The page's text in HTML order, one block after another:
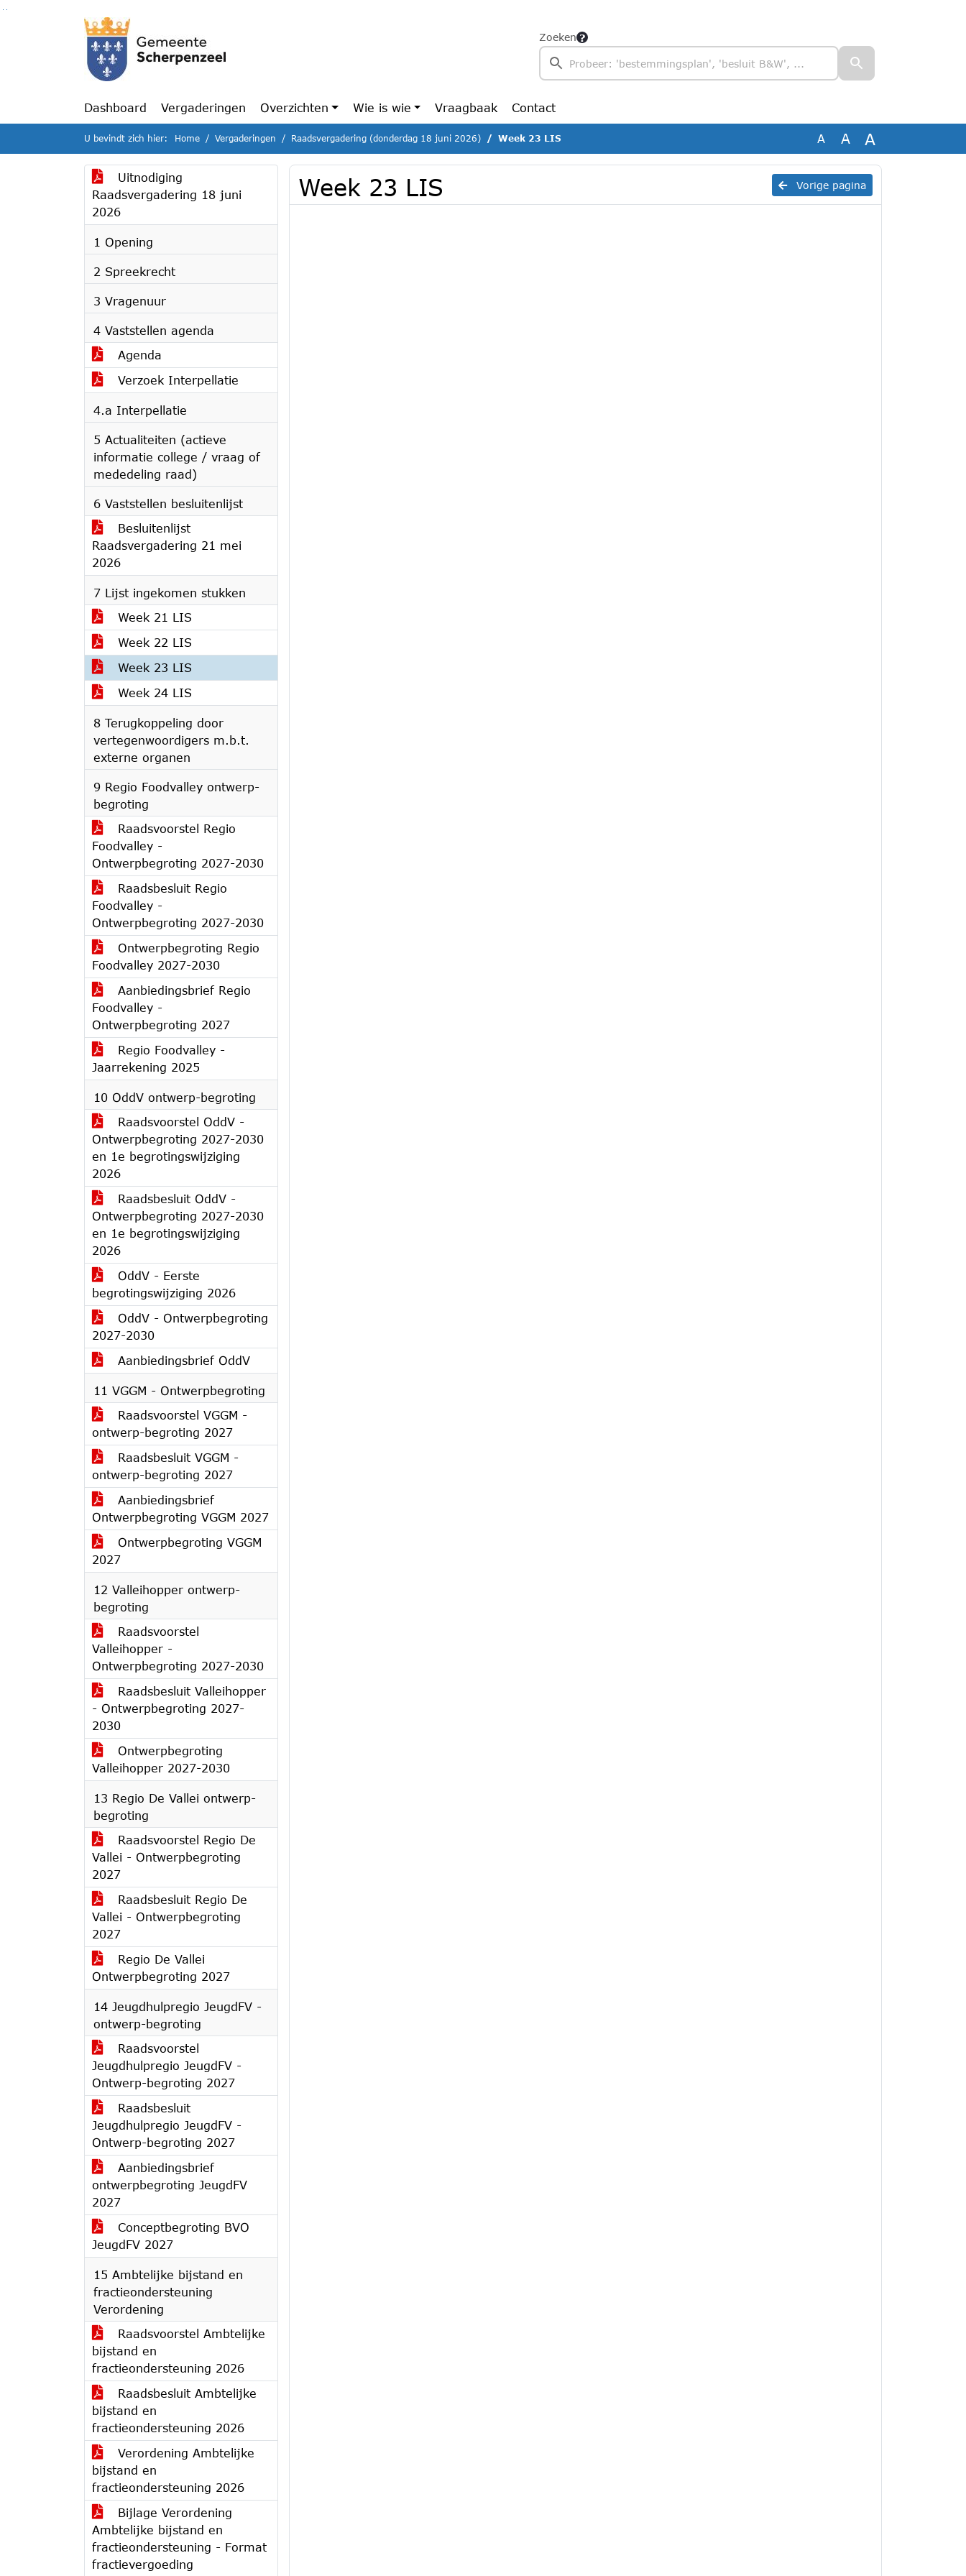
Ga naar de inhoud van deze pagina
Ga naar het zoeken
Ga naar het menu
Zoeken
Dashboard Vergaderingen Overzichten Wie is wie Vraagbaak Contact
U bevindt zich hier: Home Vergaderingen Raadsvergadering (donderdag 18 juni 2026) Week 23 LIS A A A
Uitnodiging
Raadsvergadering 18 juni
2026
1 Opening
2 Spreekrecht
3 Vragenuur
4 Vaststellen agenda
Agenda
Verzoek Interpellatie
4.a Interpellatie
5 Actualiteiten (actieve
informatie college / vraag of
mededeling raad)
6 Vaststellen besluitenlijst
Besluitenlijst
Raadsvergadering 21 mei
2026
7 Lijst ingekomen stukken
Week 21 LIS
Week 22 LIS
Week 23 LIS
Week 24 LIS
8 Terugkoppeling door
vertegenwoordigers m.b.t.
externe organen
9 Regio Foodvalley ontwerp-
begroting
Raadsvoorstel Regio
Foodvalley -
Ontwerpbegroting 2027-2030
Raadsbesluit Regio
Foodvalley -
Ontwerpbegroting 2027-2030
Ontwerpbegroting Regio
Foodvalley 2027-2030
Aanbiedingsbrief Regio
Foodvalley -
Ontwerpbegroting 2027
Regio Foodvalley -
Jaarrekening 2025
10 OddV ontwerp-begroting
Raadsvoorstel OddV -
Ontwerpbegroting 2027-2030
en 1e begrotingswijziging
2026
Raadsbesluit OddV -
Ontwerpbegroting 2027-2030
en 1e begrotingswijziging
2026
OddV - Eerste
begrotingswijziging 2026
OddV - Ontwerpbegroting
2027-2030
Aanbiedingsbrief OddV
11 VGGM - Ontwerpbegroting
Raadsvoorstel VGGM -
ontwerp-begroting 2027
Raadsbesluit VGGM -
ontwerp-begroting 2027
Aanbiedingsbrief
Ontwerpbegroting VGGM 2027
Ontwerpbegroting VGGM
2027
12 Valleihopper ontwerp-
begroting
Raadsvoorstel
Valleihopper -
Ontwerpbegroting 2027-2030
Raadsbesluit Valleihopper
- Ontwerpbegroting 2027-
2030
Ontwerpbegroting
Valleihopper 2027-2030
13 Regio De Vallei ontwerp-
begroting
Raadsvoorstel Regio De
Vallei - Ontwerpbegroting
2027
Raadsbesluit Regio De
Vallei - Ontwerpbegroting
2027
Regio De Vallei
Ontwerpbegroting 2027
14 Jeugdhulpregio JeugdFV -
ontwerp-begroting
Raadsvoorstel
Jeugdhulpregio JeugdFV -
Ontwerp-begroting 2027
Raadsbesluit
Jeugdhulpregio JeugdFV -
Ontwerp-begroting 2027
Aanbiedingsbrief
ontwerpbegroting JeugdFV
2027
Conceptbegroting BVO
JeugdFV 2027
15 Ambtelijke bijstand en
fractieondersteuning
Verordening
Raadsvoorstel Ambtelijke
bijstand en
fractieondersteuning 2026
Raadsbesluit Ambtelijke
bijstand en
fractieondersteuning 2026
Verordening Ambtelijke
bijstand en
fractieondersteuning 2026
Bijlage Verordening
Ambtelijke bijstand en
fractieondersteuning - Format
fractievergoeding
Vorige pagina
Week 23 LIS